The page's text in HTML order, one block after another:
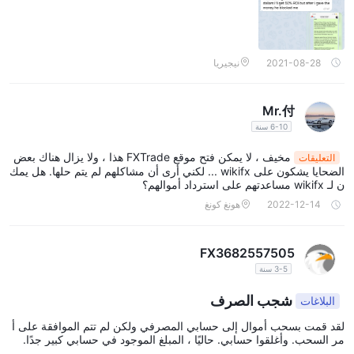
قم بإيداع الحد الأدنى للمبلغ عبر التحويل البنكي أو المحفظة الإلكترونية
تَأثِير
ذلك، فإن الرافعة المالية تعمل أيضًا على تضخيم الخسائر عندما تتحرك
الصفقات ضدك.
فروق الأسعار والعمولات
تختلف فروق الأسعار بناءً على نوع الحساب وظروف السوق، ولكن
FXTrade لا يتقاضى أي عمولات. وبشكل عام، تعتبر فروق الأسعار
منصة التداول
FXTradeتوفر منصات الويب والهواتف المحمولة الخاصة بها والتي تركز
للتخصيص بدرجة كبيرة. وهذا يلبي احتياجات المتداولين المبتدئين وذوي
2021-08-28 نيجيريا
Mr.付
6-10 سنة
التعليقات
مخيف ، لا يمكن فتح موقع FXTrade هذا ، ولا يزال هناك بعض
الضحايا يشكون على wikifx ... لكني أرى أن مشاكلهم لم يتم حلها. هل يمك
ن لـ wikifx مساعدتهم على استرداد أموالهم؟
2022-12-14 هونغ كونغ
FX3682557505
3-5 سنة
البلاغات شجب الصرف
لقد قمت بسحب أموال إلى حسابي المصرفي ولكن لم تتم الموافقة على أ
مر السحب. وأغلقوا حسابي. حاليًا ، المبلغ الموجود في حسابي كبير جدًا.